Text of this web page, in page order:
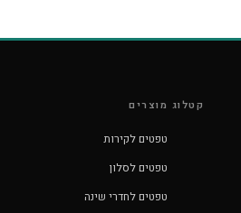
קטלוג מוצרים
טפטים לקירות
טפטים לסלון
טפטים לחדרי שינה